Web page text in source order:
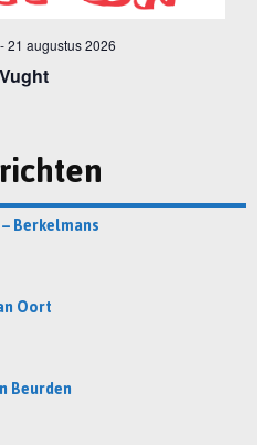
Berkelmans
Oort
Beurden